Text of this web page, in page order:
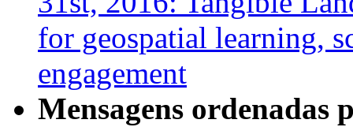
for geospatial learning,
engagement
Mensagens ordenadas